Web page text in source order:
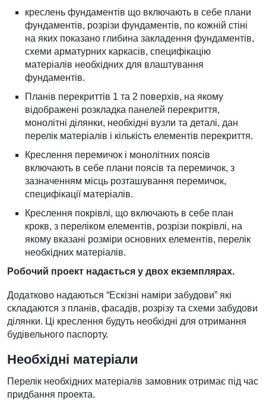
креслень фундаментів що включають в себе плани
фундаментів, розрізи фундаментів, по кожній стіні
на яких показано глибина закладення фундаментів,
схеми арматурних каркасів, специфікацію
матеріалів необхідних для влаштування
фундаментів.
Планів перекриттів 1 та 2 поверхів, на якому
відображені розкладка панелей перекриття,
монолітні ділянки, необхідні вузли та деталі, дан
перелік матеріалів і кількість елементів перекриття.
Креслення перемичок і монолітних поясів
включають в себе плани поясів та перемичок, з
зазначенням місць розташування перемичок,
специфікації матеріалів.
Креслення покрівлі, що включають в себе план
крокв, з переліком елементів, розрізи покрівлі, на
якому вказані розміри основних елементів, перелік
необхідних матеріалів.
Робочий проект надається у двох екземплярах.
Додатково надаються “Ескізні наміри забудови” які
складаются з планів, фасадів, розрізу та схеми забудови
ділянки. Ці креслення будуть необхідні для отримання
будівельного паспорту.
Необхідні матеріали
Перелік необхідних матеріалів замовник отримає під час
придбання проекта.